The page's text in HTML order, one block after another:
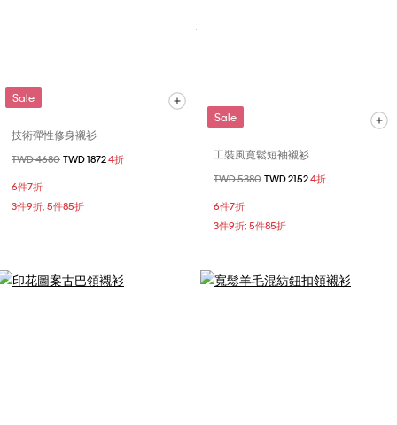
Sale
技術彈性修身襯衫
價格扣減從
TWD 4680 至
TWD 18724折
6件7折
3件9折; 5件85折
Sale
工裝風寬鬆短袖襯衫
價格扣減從
TWD 5380 至
TWD 21524折
6件7折
3件9折; 5件85折